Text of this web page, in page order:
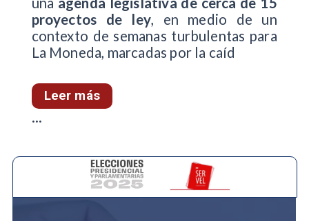
proyectos de ley, en medio de un
contexto de semanas turbulentas para
La Moneda, marcadas por la caíd
Leer más
...